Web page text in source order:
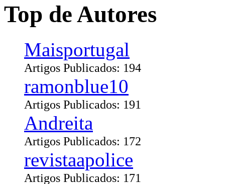
Top de Autores
Maisportugal
Artigos Publicados: 194
ramonblue10
Artigos Publicados: 191
Andreita
Artigos Publicados: 172
revistaapolice
Artigos Publicados: 171